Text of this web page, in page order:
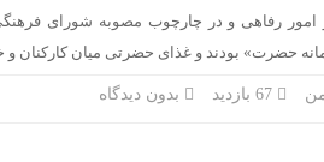
رفاهی و در چارچوب مصوبه شورای
حضرت» بودند و غذای حضرتی میان کارکنان و
بدون دیدگاه